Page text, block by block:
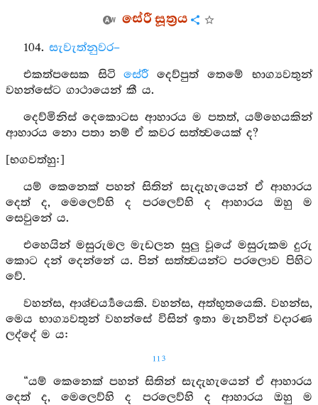
සේරී සූත්‍රය
104. සැවැත්නුවර–
එකත්පසෙක සිටිසේරීදෙව්පුත් තෙමේ භාග්‍යවතුන්
වහන්සේට ගාථායෙන් කී ය.
දෙව්මිනිස් දෙකොටස ආහාරය ම පතත්, යම්හෙයකින්
ආහාරය නො පතා නම් ඒ කවර සත්ත්‍වයෙක් ද?
[භගවත්හු:]
යම් කෙනෙක් පහන් සිතින් සැදැහැයෙන් ඒ ආහාරය
දෙත් ද, මෙලෙව්හි ද පරලෙව්හි ද ආහාරය ඔහු ම
සෙවුනේ ය.
එහෙයින් මසුරුමල මැඩලන සුලු වූයේ මසුරුකම දුරු
කොට දන් දෙන්නේ ය. පින් සත්ත්‍වයන්ට පරලොව පිහිට
වේ.
වහන්ස, ආශ්චර්‍ය්‍යයෙකි. වහන්ස, අත්භුතයෙකි. වහන්ස,
මෙය භාග්‍යවතුන් වහන්සේ විසින් ඉතා මැනවින් වදාරණ
ලද්දේ ම ය:
113
“යම් කෙනෙක් පහන් සිතින් සැදැහැයෙන් ඒ ආහාරය
දෙත් ද, මෙලෙව්හි ද පරලෙව්හි ද ආහාරය ඔහු ම